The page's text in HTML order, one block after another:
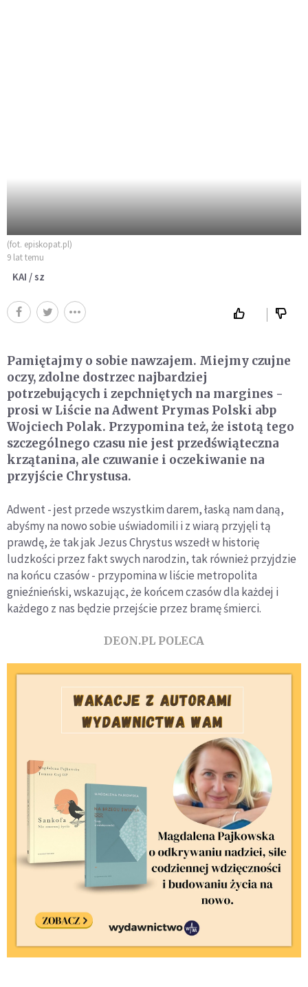
(fot. episkopat.pl)
9 lat temu
KAI / sz
Pamiętajmy o sobie nawzajem. Miejmy czujne
oczy, zdolne dostrzec najbardziej
potrzebujących i zepchniętych na margines -
prosi w Liście na Adwent Prymas Polski abp
Wojciech Polak. Przypomina też, że istotą tego
szczególnego czasu nie jest przedświąteczna
krzątanina, ale czuwanie i oczekiwanie na
przyjście Chrystusa.
Adwent - jest przede wszystkim darem, łaską nam daną,
abyśmy na nowo sobie uświadomili i z wiarą przyjęli tą
prawdę, że tak jak Jezus Chrystus wszedł w historię
ludzkości przez fakt swych narodzin, tak również przyjdzie
na końcu czasów - przypomina w liście metropolita
gnieźnieński, wskazując, że końcem czasów dla każdej i
każdego z nas będzie przejście przez bramę śmierci.
DEON.PL POLECA